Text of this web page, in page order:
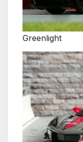
Greenlight